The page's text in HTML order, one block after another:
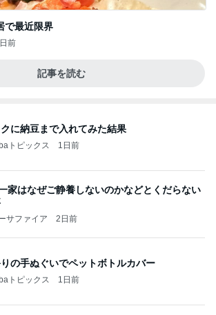
で最近限界
前
記事を読む
に納豆まで入れてみた結果
トピックス 1日前
家はなぜご静養しないのかなどとくだらない
サファイア 2日前
の手ぬぐいでペットボトルカバー
トピックス 1日前